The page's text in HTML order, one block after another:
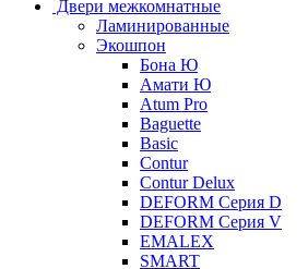
Двери межкомнатные
Ламинированные
Экошпон
Бона Ю
Амати Ю
Atum Pro
Baguette
Basic
Contur
Contur Delux
DEFORM Серия D
DEFORM Серия V
EMALEX
SMART